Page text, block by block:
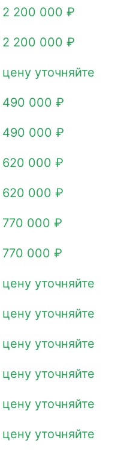
2 200 000 ₽
2 200 000 ₽
цену уточняйте
490 000 ₽
490 000 ₽
620 000 ₽
620 000 ₽
770 000 ₽
770 000 ₽
цену уточняйте
цену уточняйте
цену уточняйте
цену уточняйте
цену уточняйте
цену уточняйте